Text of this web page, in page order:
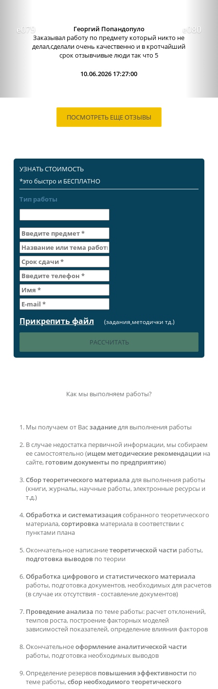
Отличный сервис, очень приятные
администраторы. Связь очень хорошо налажена,
поэтому можно узнавать новости о написании
работы. Сама...
09.06.2026 13:15:00
ПОСМОТРЕТЬ ЕЩЕ ОТЗЫВЫ
УЗНАТЬ СТОИМОСТЬ
*это быстро и БЕСПЛАТНО
Тип работы
Прикрепить файл (задания,методички тд.)
Как мы выполняем работы?
Мы получаем от Васзаданиедля выполнения работы
В случае недостатка первичной информации, мы собираем
ее самостоятельно (ищем методические рекомендации на
сайте, готовим документы по предприятию)
Сбор теоретического материала для выполнения работы
(книги, журналы, научные работы, электронные ресурсы и
т.д.)
Обработка и систематизациясобранного теоретического
материала,сортировка материала в соответствии с
пунктами плана
Окончательное написаниетеоретической части работы,
подготовка выводов по теории
Обработка цифрового и статистического материала
работы, подготовка документов, необходимых для расчетов
(в случае их отсутствия - составление документов)
Проведение анализа по теме работы: расчет отклонений,
темпов роста, построение факторных моделей
зависимостей показателей, определение влияния факторов
Окончательноеоформление аналитической части
работы, подготовка необходимых выводов
Определение резервов повышения эффективности по
теме работы,сбор необходимого теоретического